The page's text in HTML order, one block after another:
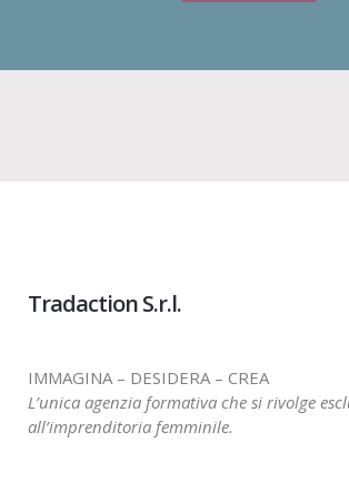
Tradaction S.r.l.
IMMAGINA – DESIDERA – CREA
L’unica agenzia formativa che si rivolge
all’imprenditoria femminile.